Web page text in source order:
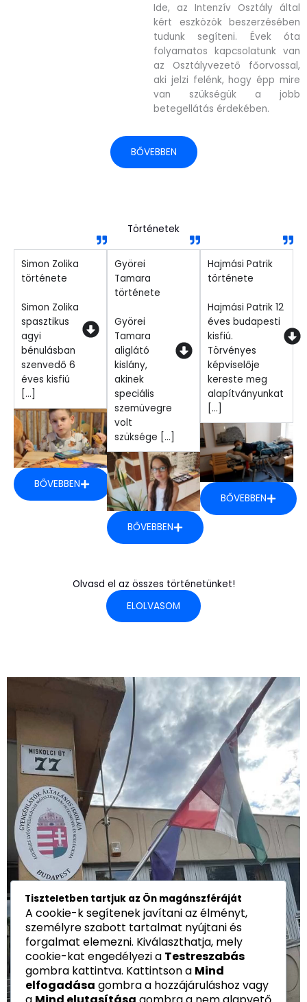
Ide, az Intenzív Osztály által
kért eszközök beszerzésében
tudunk segíteni. Évek óta
folyamatos kapcsolatunk van
az Osztályvezető főorvossal,
aki jelzi felénk, hogy épp mire
van szükségük a jobb
betegellátás érdekében.
BŐVEBBEN
Történetek
Simon Zolika
története
Simon Zolika
spasztikus
agyi
bénulásban
szenvedő 6
éves kisfiú
[...]
BŐVEBBEN
Györei
Tamara
története
Györei
Tamara
aliglátó
kislány,
akinek
speciális
szemüvegre
volt
szüksége [...]
BŐVEBBEN
Hajmási Patrik
története
Hajmási Patrik 12
éves budapesti
kisfiú.
Törvényes
képviselője
kereste meg
alapítványunkat
[...]
BŐVEBBEN
Olvasd el az összes történetünket!
ELOLVASOM
Tiszteletben tartjuk az Ön magánszféráját
A cookie-k segítenek javítani az élményt,
személyre szabott tartalmat nyújtani és
forgalmat elemezni. Kiválaszthatja, mely
cookie-kat engedélyezi a Testreszabás
gombra kattintva. Kattintson a Mind
elfogadása gombra a hozzájáruláshoz vagy